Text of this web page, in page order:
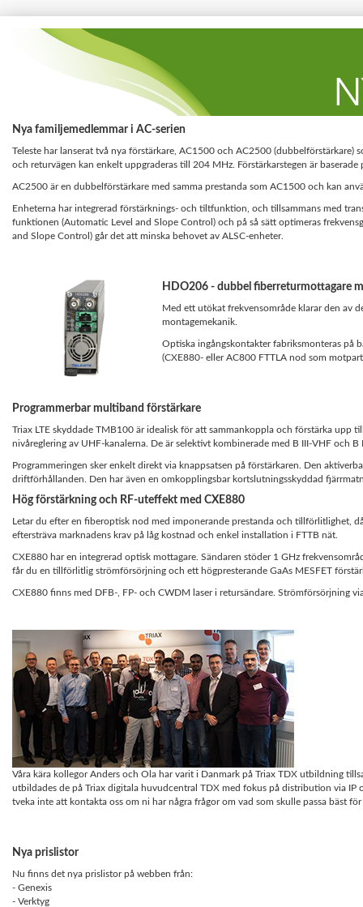
Nya familjemedlemmar i AC-serien
Teleste har lanserat två nya förstärkare, AC1500 och AC2500 (dubbelförstärkare)
och returvägen kan enkelt uppgraderas till 204 MHz. Förstärkarstegen är
AC2500 är en dubbelförstärkare med samma prestanda som AC1500 och kan
Enheterna har integrerad förstärknings- och tiltfunktion, och tillsammans med
funktionen (Automatic Level and Slope Control) och på så sätt optimeras
and Slope Control) går det att minska behovet av ALSC-enheter.
HDO206 - dubbel fiberreturmottagare
Med ett utökat frekvensområde klarar den av
montagemekanik.
Optiska ingångskontakter fabriksmonteras på
(CXE880- eller AC800 FTTLA nod som
Programmerbar multiband förstärkare
Triax LTE skyddade TMB100 är idealisk för att sammankoppla och förstärka upp
nivåreglering av UHF-kanalerna. De är selektivt kombinerade med B III-VHF och B
Programmeringen sker enkelt direkt via knappsatsen på förstärkaren. Den
driftförhållanden. Den har även en omkopplingsbar kortslutningsskyddad
Hög förstärkning och RF-uteffekt med CXE880
Letar du efter en fiberoptisk nod med imponerande prestanda och tillförlitlighet,
eftersträva marknadens krav på låg kostnad och enkel installation i FTTB nät.
CXE880 har en integrerad optisk mottagare. Sändaren stöder 1 GHz
får du en tillförlitlig strömförsörjning och ett högpresterande GaAs MESFET
CXE880 finns med DFB-, FP- och CWDM laser i retursändare. Strömförsörjning
Våra kära kollegor Anders och Ola har varit i Danmark på Triax TDX utbildning
utbildades de på Triax digitala huvudcentral TDX med fokus på distribution via
tveka inte att kontakta oss om ni har några frågor om vad som skulle passa bäst
Nya prislistor
Nu finns det nya prislistor på webben från:
- Genexis
- Verktyg